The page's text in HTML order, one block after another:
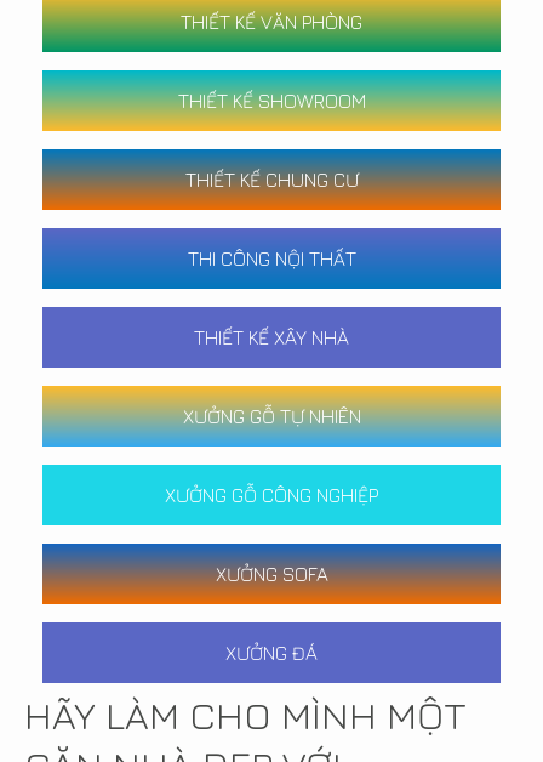
THIẾT KẾ VĂN PHÒNG
THIẾT KẾ SHOWROOM
THIẾT KẾ CHUNG CƯ
THI CÔNG NỘI THẤT
THIẾT KẾ XÂY NHÀ
XƯỞNG GỖ TỰ NHIÊN
XƯỞNG GỖ CÔNG NGHIỆP
XƯỞNG SOFA
XƯỞNG ĐÁ
HÃY LÀM CHO MÌNH MỘT